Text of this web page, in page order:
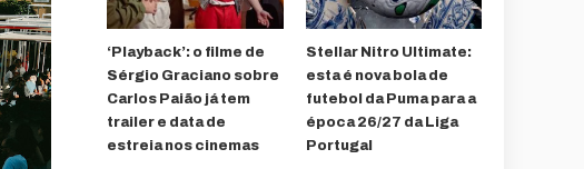
‘Playback’: o filme de
Sérgio Graciano sobre
Carlos Paião já tem
trailer e data de
estreia nos cinemas
Stellar Nitro Ultimate:
esta é nova bola de
futebol da Puma para a
época 26/27 da Liga
Portugal